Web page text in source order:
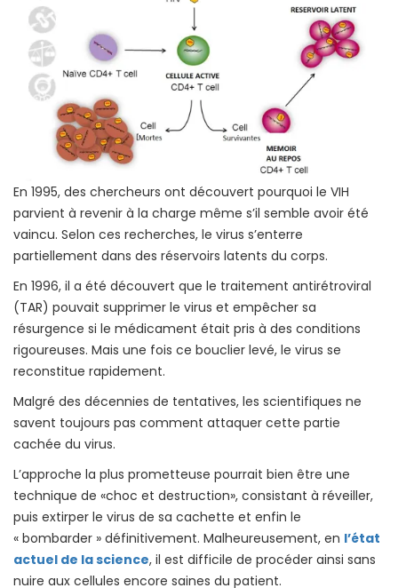
En 1995, des chercheurs ont découvert pourquoi le VIH
parvient à revenir à la charge même s’il semble avoir été
vaincu. Selon ces recherches, le virus s’enterre
partiellement dans des réservoirs latents du corps.
En 1996, il a été découvert que le traitement antirétroviral
(TAR) pouvait supprimer le virus et empêcher sa
résurgence si le médicament était pris à des conditions
rigoureuses. Mais une fois ce bouclier levé, le virus se
reconstitue rapidement.
Malgré des décennies de tentatives, les scientifiques ne
savent toujours pas comment attaquer cette partie
cachée du virus.
L’approche la plus prometteuse pourrait bien être une
technique de «choc et destruction», consistant à réveiller,
puis extirper le virus de sa cachette et enfin le
« bombarder » définitivement. Malheureusement, en l’état
actuel de la science, il est difficile de procéder ainsi sans
nuire aux cellules encore saines du patient.